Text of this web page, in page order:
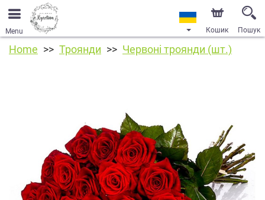
Menu Кошик Пошук
Home Троянди Червоні троянди (шт.)